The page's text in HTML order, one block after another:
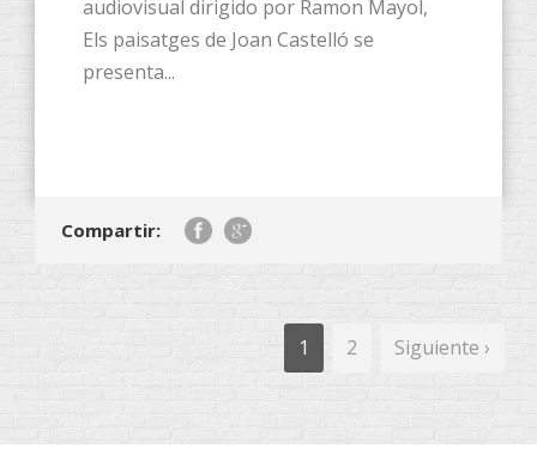
audiovisual dirigido por Ramon Mayol,
Els paisatges de Joan Castelló se
presenta...
Compartir:
1 2 Siguiente ›